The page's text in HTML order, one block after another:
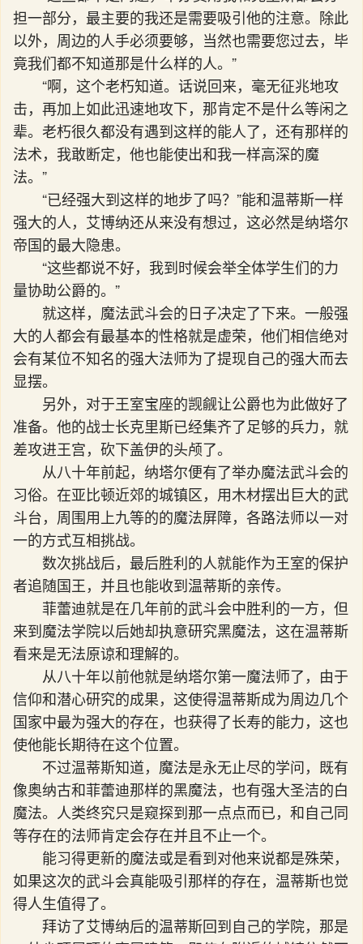
担一部分，最主要的我还是需要吸引他的注意。除此
以外，周边的人手必须要够，当然也需要您过去，毕
竟我们都不知道那是什么样的人。”
“啊，这个老朽知道。话说回来，毫无征兆地攻
击，再加上如此迅速地攻下，那肯定不是什么等闲之
辈。老朽很久都没有遇到这样的能人了，还有那样的
法术，我敢断定，他也能使出和我一样高深的魔
法。”
“已经强大到这样的地步了吗？”能和温蒂斯一样
强大的人，艾博纳还从来没有想过，这必然是纳塔尔
帝国的最大隐患。
“这些都说不好，我到时候会举全体学生们的力
量协助公爵的。”
就这样，魔法武斗会的日子决定了下来。一般强
大的人都会有最基本的性格就是虚荣，他们相信绝对
会有某位不知名的强大法师为了提现自己的强大而去
显摆。
另外，对于王室宝座的觊觎让公爵也为此做好了
准备。他的战士长克里斯已经集齐了足够的兵力，就
差攻进王宫，砍下盖伊的头颅了。
从八十年前起，纳塔尔便有了举办魔法武斗会的
习俗。在亚比顿近郊的城镇区，用木材摆出巨大的武
斗台，周围用上九等的的魔法屏障，各路法师以一对
一的方式互相挑战。
数次挑战后，最后胜利的人就能作为王室的保护
者追随国王，并且也能收到温蒂斯的亲传。
菲蕾迪就是在几年前的武斗会中胜利的一方，但
来到魔法学院以后她却执意研究黑魔法，这在温蒂斯
看来是无法原谅和理解的。
从八十年以前他就是纳塔尔第一魔法师了，由于
信仰和潜心研究的成果，这使得温蒂斯成为周边几个
国家中最为强大的存在，也获得了长寿的能力，这也
使他能长期待在这个位置。
不过温蒂斯知道，魔法是永无止尽的学问，既有
像奥纳古和菲蕾迪那样的黑魔法，也有强大圣洁的白
魔法。人类终究只是窥探到那一点点而已，和自己同
等存在的法师肯定会存在并且不止一个。
能习得更新的魔法或是看到对他来说都是殊荣，
如果这次的武斗会真能吸引那样的存在，温蒂斯也觉
得人生值得了。
拜访了艾博纳后的温蒂斯回到自己的学院，那是